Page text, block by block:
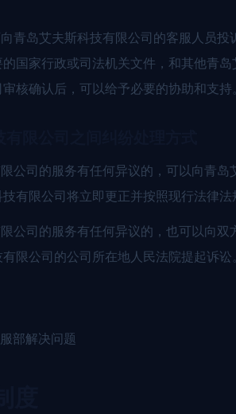
青岛艾夫斯科技有限公司的客服人员
国家行政或司法机关文件，和其他青
核确认后，可以给予必要的协助和支持。
公司的服务有任何异议的，可以向青
有限公司将立即更正并按照现行法律法
公司的服务有任何异议的，也可以向
限公司的公司所在地人民法院提起诉讼。
部解决问题